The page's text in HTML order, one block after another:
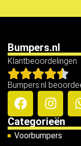
Bumpers.nl
Klantbeoordelingen
Bumpers.nl
Categorieën
Voorbumpers